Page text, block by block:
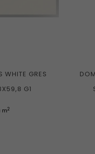
WHITE GRES
G1
m2